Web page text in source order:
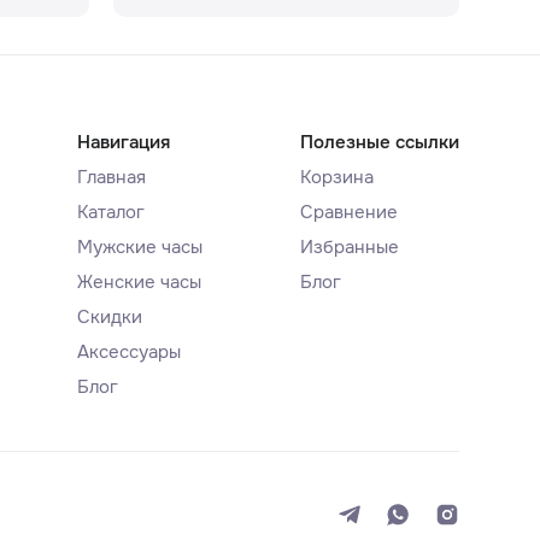
Навигация
Главная
Каталог
Мужские часы
Женские часы
Скидки
Аксессуары
Блог
Полезные ссылки
Корзина
Сравнение
Избранные
Блог
Темная Светлая